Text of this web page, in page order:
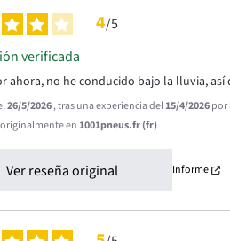
4/5
verificada
ahora, no he conducido bajo la lluvia,
26/5/2026, tras una experiencia del15/4/2026por
en1001pneus.fr (fr)
Ver reseña original Informe